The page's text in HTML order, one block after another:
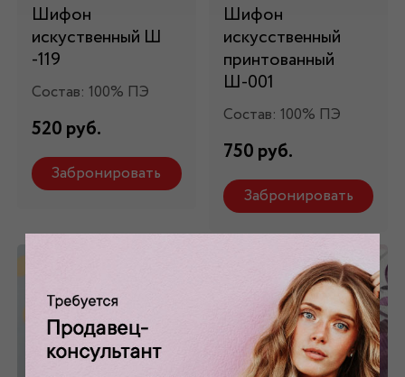
Шифон
искуственный Ш
-119
Состав: 100% ПЭ
520 руб.
Забронировать
Шифон
искусственный
принтованный
Ш-001
Состав: 100% ПЭ
750 руб.
Забронировать